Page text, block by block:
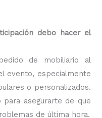
debo hacer el
de mobiliario al
evento, especialmente
o personalizados.
asegurarte de que
de última hora.